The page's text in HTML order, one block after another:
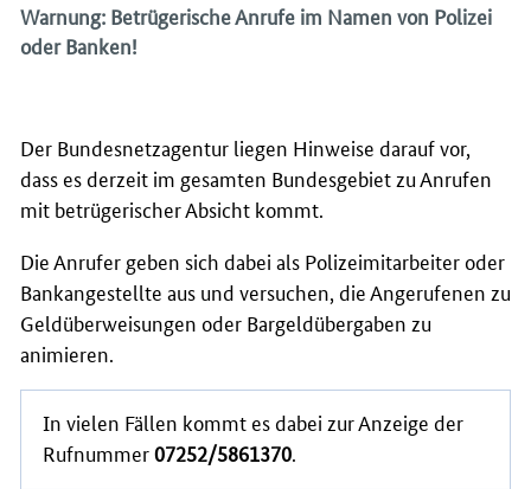
Warnung: Betrügerische Anrufe im Namen von Polizei
oder Banken!
Der Bundesnetzagentur liegen Hinweise darauf vor,
dass es derzeit im gesamten Bundesgebiet zu Anrufen
mit betrügerischer Absicht kommt.
Die Anrufer geben sich dabei als Polizeimitarbeiter oder
Bankangestellte aus und versuchen, die Angerufenen zu
Geldüberweisungen oder Bargeldübergaben zu
animieren.
In vielen Fällen kommt es dabei zur Anzeige der
Rufnummer07252/5861370